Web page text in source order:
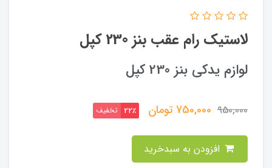
لاستیک رام عقب بنز 230 کپل
لوازم یدکی بنز 230 کپل
950,000
750,000تومان 22٪ تخفیف